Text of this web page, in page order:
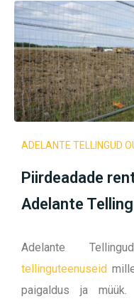
ADELANTE TELLINGUD
Piirdeadade
Adelante
Adelante
tellinguteenuseid
paigaldus ja müük.